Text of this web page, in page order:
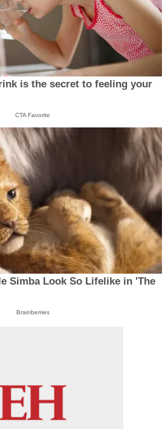
is the secret to feeling your
CTA Favorite
Simba Look So Lifelike in 'The
Brainberries